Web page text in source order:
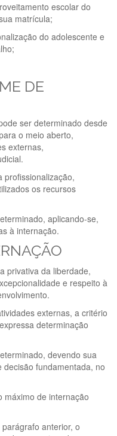
escolar do
matrícula;
do adolescente e
DE
ser determinado desde
o meio aberto,
externas,
profissionalização,
os recursos
aplicando-se,
à internação.
privativa da liberdade,
e respeito à
externas, a critério
determinação
devendo sua
fundamentada, no
máximo de internação
anterior, o